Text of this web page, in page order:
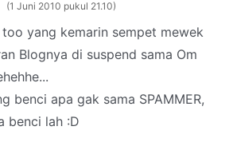
1 Juni 2010 pukul 21.10
too yang kemarin sempet mewek
Blognya di suspend sama Om
benci apa gak sama SPAMMER,
benci lah :D